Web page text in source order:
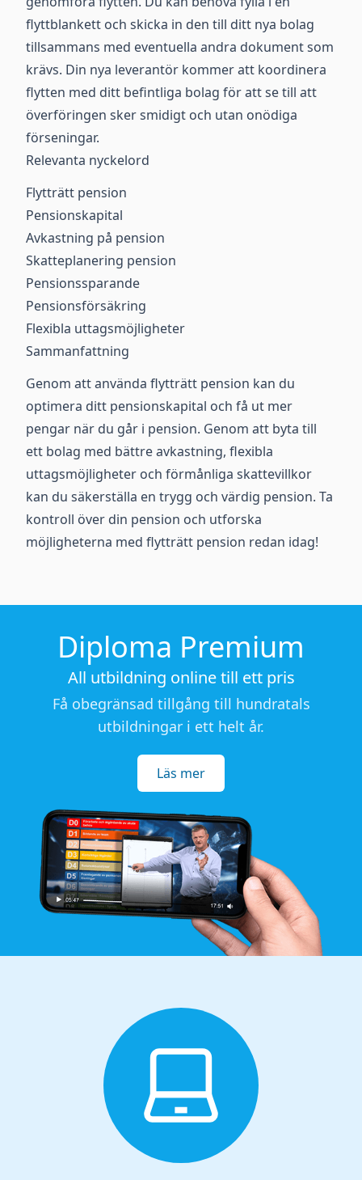
flyttblankett och skicka in den till ditt nya bolag
tillsammans med eventuella andra dokument som
krävs. Din nya leverantör kommer att koordinera
flytten med ditt befintliga bolag för att se till att
överföringen sker smidigt och utan onödiga
förseningar.
Relevanta nyckelord
Flytträtt pension
Pensionskapital
Avkastning på pension
Skatteplanering pension
Pensionssparande
Pensionsförsäkring
Flexibla uttagsmöjligheter
Sammanfattning
Genom att använda flytträtt pension kan du
optimera ditt pensionskapital och få ut mer
pengar när du går i pension. Genom att byta till
ett bolag med bättre avkastning, flexibla
uttagsmöjligheter och förmånliga skattevillkor
kan du säkerställa en trygg och värdig pension. Ta
kontroll över din pension och utforska
möjligheterna med flytträtt pension redan idag!
Diploma Premium
All utbildning online till ett pris
Få obegränsad tillgång till hundratals
utbildningar i ett helt år.
Läs mer